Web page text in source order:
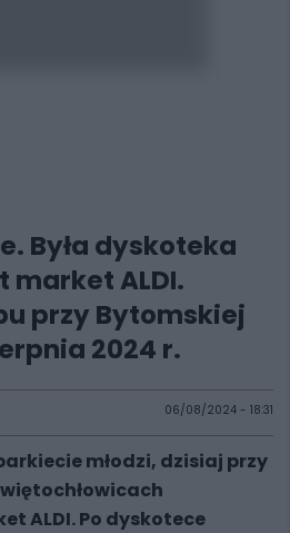
Była dyskoteka
market ALDI.
przy Bytomskiej
2024 r.
06/08/2024 - 18:31
młodzi, dzisiaj przy
ALDI. Po dyskotece